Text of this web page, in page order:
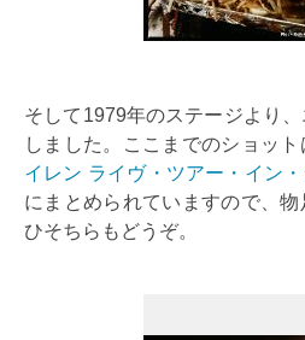
そして1979年のステージより
しました。ここまでのショット
イレン ライヴ・ツアー・イン
にまとめられていますので、
ひそちらもどうぞ。